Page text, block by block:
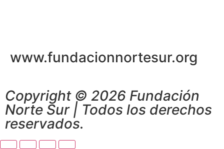
www.fundacionnortesur.org
Copyright © 2026 Fundación
Norte Sur | Todos los derechos
reservados.